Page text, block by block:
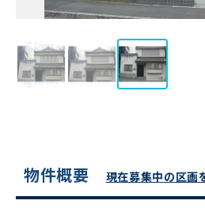
物件概要 現在募集中の区